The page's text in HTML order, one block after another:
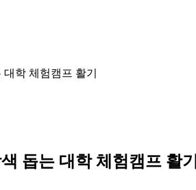
학 체험캠프 활기
돕는 대학 체험캠프 활